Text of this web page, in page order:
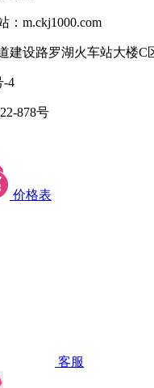
：m.ckj1000.com
建设路罗湖火车站大楼C
-4
878号
价格表
客服